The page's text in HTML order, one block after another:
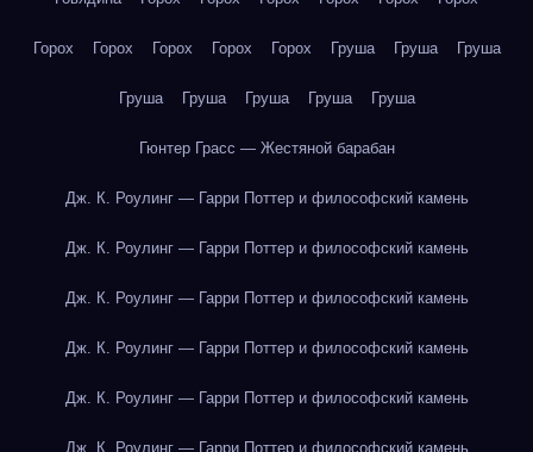
Горох Горох Горох Горох Горох Груша Груша Груша
Груша Груша Груша Груша Груша
Гюнтер Грасс — Жестяной барабан
Дж. К. Роулинг — Гарри Поттер и философский камень
Дж. К. Роулинг — Гарри Поттер и философский камень
Дж. К. Роулинг — Гарри Поттер и философский камень
Дж. К. Роулинг — Гарри Поттер и философский камень
Дж. К. Роулинг — Гарри Поттер и философский камень
Дж. К. Роулинг — Гарри Поттер и философский камень